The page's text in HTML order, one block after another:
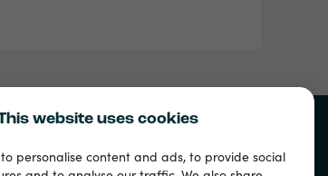
website uses cookies
to personalise content and ads, to provide social